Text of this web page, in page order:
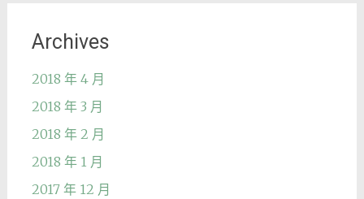
Archives
2018 年 4 月
2018 年 3 月
2018 年 2 月
2018 年 1 月
2017 年 12 月